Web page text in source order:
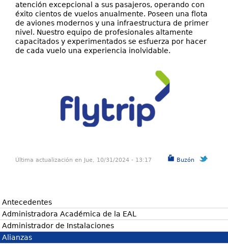
atención excepcional a sus pasajeros, operando con
éxito cientos de vuelos anualmente. Poseen una flota
de aviones modernos y una infraestructura de primer
nivel. Nuestro equipo de profesionales altamente
capacitados y experimentados se esfuerza por hacer
de cada vuelo una experiencia inolvidable.
Buzón
Última actualización en Jue, 10/31/2024 - 13:17
Buzón de Sugerencia
Antecedentes
Administradora Académica de la EAL
Administrador de Instalaciones
Alianzas